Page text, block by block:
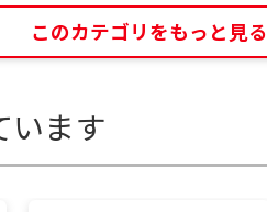
このカテゴリをもっと見る
います